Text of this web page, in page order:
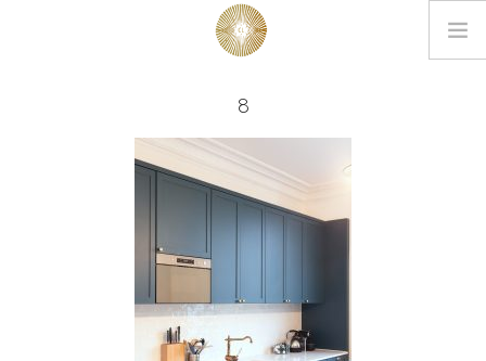
EDITIONS
8